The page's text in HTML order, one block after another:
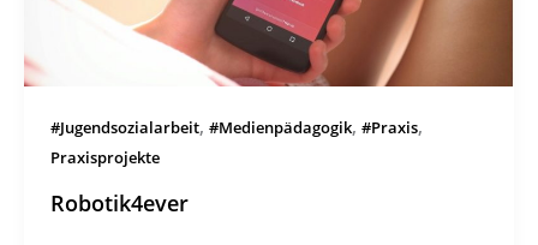
#Jugendsozialarbeit, #Medienpädagogik, #Praxis,
Praxisprojekte
Robotik4ever